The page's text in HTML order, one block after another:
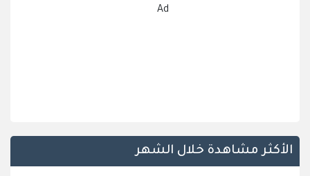
Ad
الأكثر مشاهدة خلال الشهر